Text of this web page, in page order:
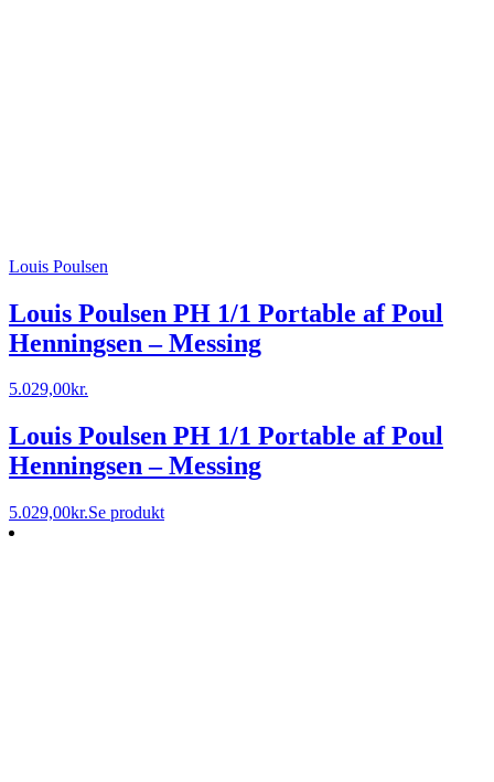
Louis Poulsen
Louis Poulsen PH 1/1 Portable af Poul
Henningsen – Messing
5.029,00kr.
Louis Poulsen PH 1/1 Portable af Poul
Henningsen – Messing
5.029,00kr.Se produkt